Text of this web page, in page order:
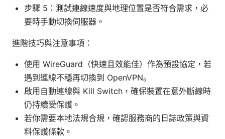
步驟 5：測試連線速度與地理位置是否符合需求，必
要時手動切換伺服器。
進階技巧與注意事項：
使用 WireGuard（快速且效能佳）作為預設協定，若
遇到連線不穩再切換到 OpenVPN。
啟用自動連線與 Kill Switch，確保裝置在意外斷線時
仍持續受保護。
若你需要本地法規合規，確認服務商的日誌政策與資
料保護條款。